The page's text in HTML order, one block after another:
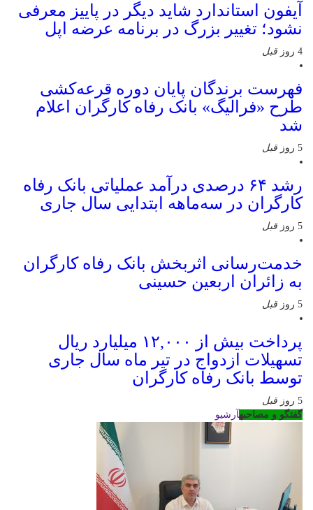
آیفون استاندارد شاید دیگر در پاییز معرفی
نشود؛ تغییر بزرگ در برنامه عرضه اپل
4 روز قبل
فهرست برندگان پایان دوره قرعه‌کشی
طرح «فرالیگ» بانک رفاه کارگران اعلام
شد
5 روز قبل
رشد ۶۴ درصدی درآمد عملیاتی بانک رفاه
کارگران در سه‌ماهه ابتدایی سال جاری
5 روز قبل
خدمت‌رسانی اثربخش بانک رفاه کارگران
به زائران اربعین حسینی
5 روز قبل
پرداخت بیش از ۱۲,۰۰۰ میلیارد ریال
تسهیلات ازدواج در تیر ماه سال جاری
توسط بانک رفاه کارگران
5 روز
قبل
گفتگو و مصاحبهآرشیو